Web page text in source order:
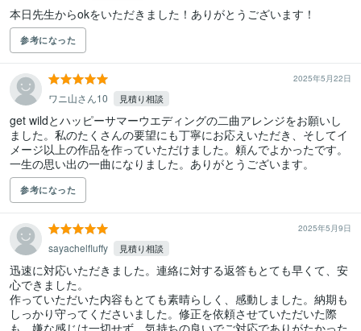
本日先生からokをいただきました！ありがとうございます！
参考になった
2025年5月22日
ワニ山さん10 見積り相談
get wildとハッピーサマーウエディングの二曲アレンジをお願いし
ました。私のたくさんの要望にも丁寧にお応えいただき、そしてイ
メージ以上の作品を作っていただけました。頼んでよかったです。
一生の思い出の一曲になりました。ありがとうございます。
参考になった
2025年5月9日
sayachelfluffy 見積り相談
迅速に対応いただきました。連絡に対する返答もとても早くて、安
心できました。
作っていただいた内容もとても素晴らしく、感動しました。納期も
しっかり守ってくださいました。修正を依頼させていただいた際